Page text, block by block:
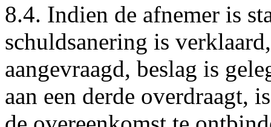
8.4. Indien de afnemer is
schuldsanering is
aangevraagd, beslag is
aan een derde overdraagt,